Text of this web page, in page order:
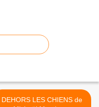
DEHORS LES CHIENS de